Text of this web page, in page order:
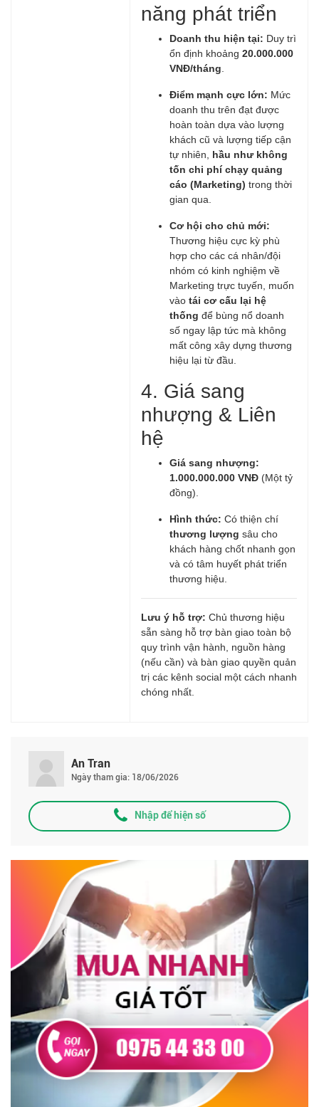
năng phát triển
Doanh thu hiện tại: Duy trì
ổn định khoảng 20.000.000
VNĐ/tháng
Điểm mạnh cực lớn: Mức
doanh thu trên đạt được
hoàn toàn dựa vào lượng
khách cũ và lượng tiếp cận
tự nhiên, hầu như không
tốn chi phí chạy quảng
cáo (Marketing) trong thời
gian qua.
Cơ hội cho chủ mới:
Thương hiệu cực kỳ phù
hợp cho các cá nhân/đội
nhóm có kinh nghiệm về
Marketing trực tuyến, muốn
vào tái cơ cấu lại hệ
thống để bùng nổ doanh
số ngay lập tức mà không
mất công xây dựng thương
hiệu lại từ đầu.
4. Giá sang
nhượng & Liên
hệ
Giá sang nhượng:
1.000.000.000 VNĐ (Một tỷ
đồng).
Hình thức: Có thiện chí
thương lượng sâu cho
khách hàng chốt nhanh gọn
và có tâm huyết phát triển
thương hiệu.
Lưu ý hỗ trợ: Chủ thương hiệu
sẵn sàng hỗ trợ bàn giao toàn bộ
quy trình vận hành, nguồn hàng
(nếu cần) và bàn giao quyền quản
trị các kênh social một cách nhanh
chóng nhất.
An Tran
Ngày tham gia: 18/06/2026
Nhập để hiện số